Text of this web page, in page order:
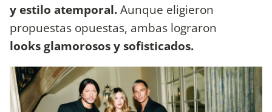
y estilo atemporal.Aunque eligieron
propuestas opuestas, ambas lograron
looks glamorosos y sofisticados.